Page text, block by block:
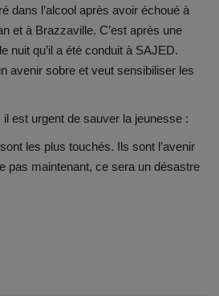
dans l’alcool après avoir échoué à
et à Brazzaville. C’est après une
nuit qu’il a été conduit à SAJED.
avenir sobre et veut sensibiliser les
est urgent de sauver la jeunesse :
les plus touchés. Ils sont l’avenir
pas maintenant, ce sera un désastre